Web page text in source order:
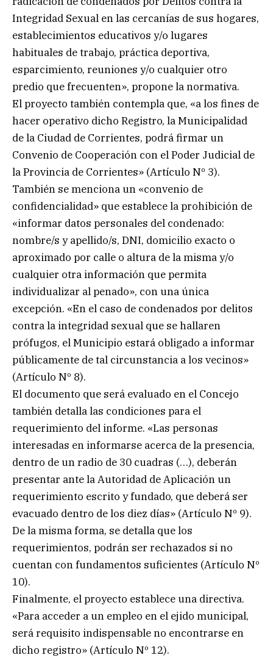
Integridad Sexual en las cercanías de sus hogares,
establecimientos educativos y/o lugares
habituales de trabajo, práctica deportiva,
esparcimiento, reuniones y/o cualquier otro
predio que frecuenten», propone la normativa.
El proyecto también contempla que, «a los fines de
hacer operativo dicho Registro, la Municipalidad
de la Ciudad de Corrientes, podrá firmar un
Convenio de Cooperación con el Poder Judicial de
la Provincia de Corrientes» (Artículo Nº 3).
También se menciona un «convenio de
confidencialidad» que establece la prohibición de
«informar datos personales del condenado:
nombre/s y apellido/s, DNI, domicilio exacto o
aproximado por calle o altura de la misma y/o
cualquier otra información que permita
individualizar al penado», con una única
excepción. «En el caso de condenados por delitos
contra la integridad sexual que se hallaren
prófugos, el Municipio estará obligado a informar
públicamente de tal circunstancia a los vecinos»
(Artículo Nº 8).
El documento que será evaluado en el Concejo
también detalla las condiciones para el
requerimiento del informe. «Las personas
interesadas en informarse acerca de la presencia,
dentro de un radio de 30 cuadras (…), deberán
presentar ante la Autoridad de Aplicación un
requerimiento escrito y fundado, que deberá ser
evacuado dentro de los diez días» (Artículo Nº 9).
De la misma forma, se detalla que los
requerimientos, podrán ser rechazados si no
cuentan con fundamentos suficientes (Artículo Nº
10).
Finalmente, el proyecto establece una directiva.
«Para acceder a un empleo en el ejido municipal,
será requisito indispensable no encontrarse en
dicho registro» (Artículo Nº 12).